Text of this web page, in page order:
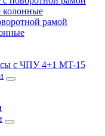
колонные
рамой
с ЧПУ 4+1 MT-15